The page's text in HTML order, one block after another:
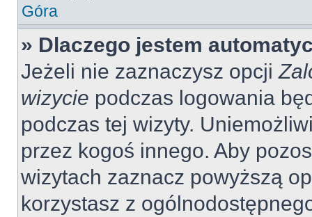
Góra
» Dlaczego jestem
Jeżeli nie zaznaczysz opcji
wizycie podczas logowania
podczas tej wizyty.
przez kogoś innego. Aby
wizytach zaznacz powyższą
korzystasz z